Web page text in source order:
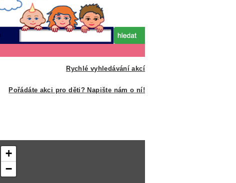
Rychlé vyhledávání akcí
Pořádáte akci pro děti? Napište nám o ní!
+
−